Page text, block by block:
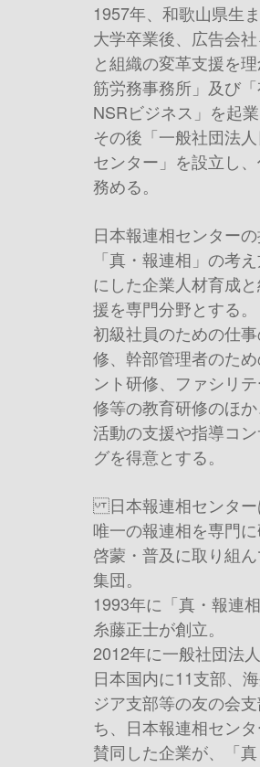
1957年、和歌山県生ま
大学卒業後、広告会
と組織の変革支援を
筋労務事務所」及び
NSRビジネス」を起業
その後「一般社団法
センター」を設立し
務める。
日本報連相センター
「真・報連相」の考
にした企業人材育成
援を専門分野とする。
初級社員のための仕
修、幹部管理者のた
ント研修、ファシリ
修等の教育研修のほ
活動の支援や指導コ
グを得意とする。
日本報連相センター
唯一の報連相を専門に
啓蒙・普及に取り組
集団。
1993年に「真・報連
糸藤正士が創立。
2012年に一般社団法人
日本国内に11支部、
ジア支部等の友の会
ち、日本報連相セン
賛同した企業が、「真